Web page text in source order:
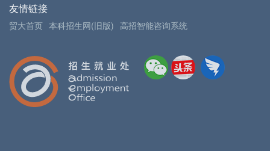
友情链接
贸大首页 本科招生网(旧版) 高招智能咨询系统